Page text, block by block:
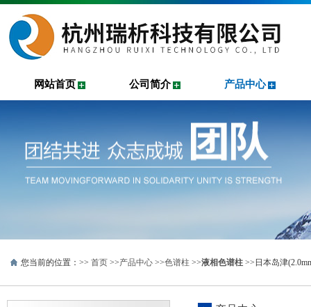
网站首页 公司简介 产品中心
您当前的位置：>> 首页 >>产品中心 >>色谱柱 >>液相色谱柱 >>日本岛津